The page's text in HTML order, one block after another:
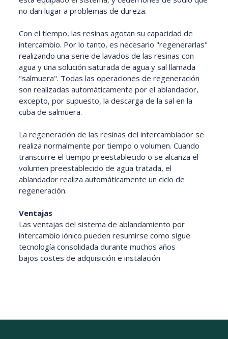
no dan lugar a problemas de dureza.
Con el tiempo, las resinas agotan su capacidad de
intercambio. Por lo tanto, es necesario "regenerarlas"
realizando una serie de lavados de las resinas con
agua y una solución saturada de agua y sal llamada
"salmuera". Todas las operaciones de regeneración
son realizadas automáticamente por el ablandador,
excepto, por supuesto, la descarga de la sal en la
cuba de salmuera.
La regeneración de las resinas del intercambiador se
realiza normalmente por tiempo o volumen. Cuando
transcurre el tiempo preestablecido o se alcanza el
volumen preestablecido de agua tratada, el
ablandador realiza automáticamente un ciclo de
regeneración.
Ventajas
Las ventajas del sistema de ablandamiento por
intercambio iónico pueden resumirse como sigue
tecnología consolidada durante muchos años
bajos costes de adquisición e instalación